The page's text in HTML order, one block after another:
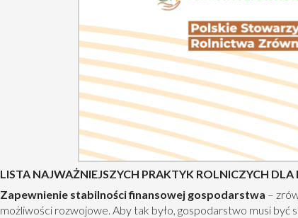
LISTA NAJWAŻNIEJSZYCH PRAKTYK ROLNICZYCH
Zapewnienie stabilności finansowej gospodarstwa –
możliwości rozwojowe. Aby tak było, gospodarstwo musi być